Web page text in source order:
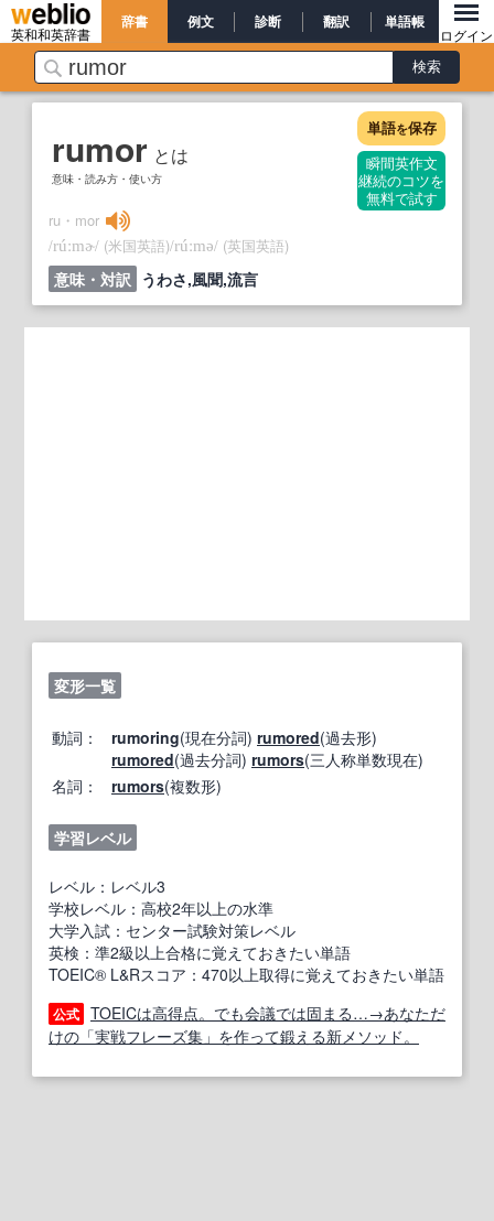
英和和英辞書
辞書 例文 診断 翻訳 単語帳
ログイン
rumor とは
意味・読み方・使い方
単語を保存
瞬間英作文
継続のコツを
無料で試す
ru・mor
/rúːmɚ/ (米国英語)/rúːmə/ (英国英語)
意味・対訳 うわさ,風聞,流言
変形一覧
動詞： rumoring(現在分詞) rumored(過去形)
rumored(過去分詞) rumors(三人称単数現在)
名詞：
rumors(複数形)
学習レベル
レベル：レベル3
学校レベル：高校2年以上の水準
大学入試：センター試験対策レベル
英検：準2級以上合格に覚えておきたい単語
TOEIC® L&Rスコア：470以上取得に覚えておきたい単語
公式 TOEICは高得点。でも会議では固まる…→あなただ
けの「実戦フレーズ集」を作って鍛える新メソッド。